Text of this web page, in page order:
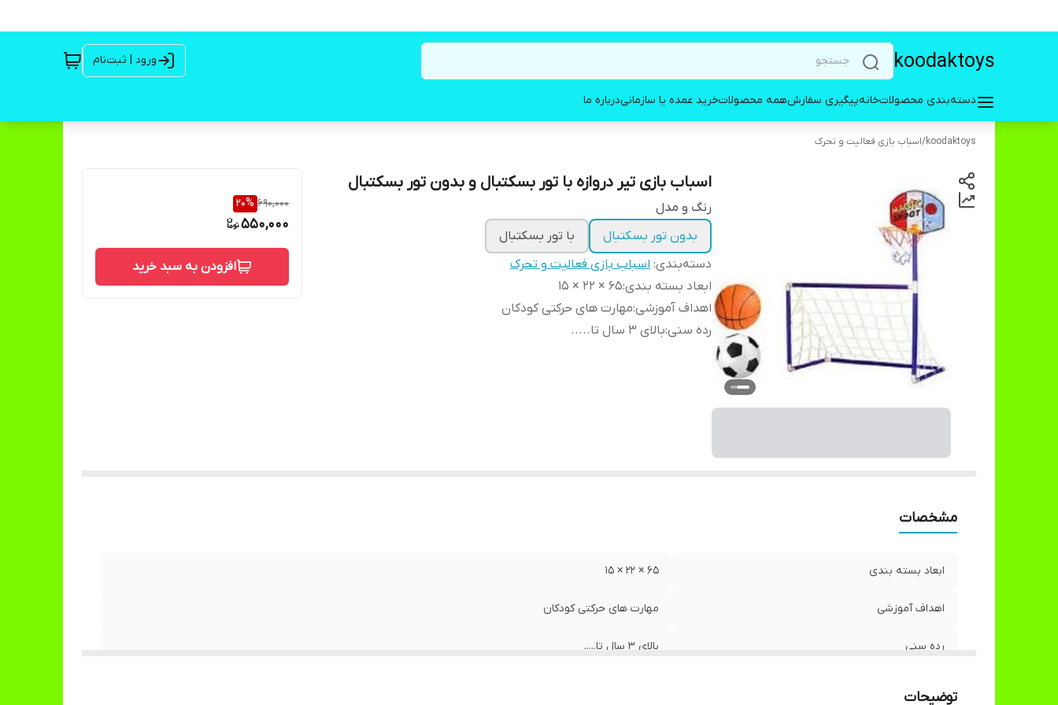
koodaktoys ورود | ثبت‌نام
دسته‌بندی محصولاتخانهپیگیری سفارشهمه محصولاتخرید عمده یا سازمانیدرباره ما
koodaktoys
/اسباب بازی فعالیت و تحرک
اسباب بازی تیر دروازه با تور بسکتبال و بدون تور بسکتبال
رنگ و مدل
بدون تور بسکتبال
با تور بسکتبال
دسته‌بندی: اسباب بازی فعالیت و تحرک
ابعاد بسته بندی:۶۵ × ۲۲ × ۱۵
اهداف آموزشی:مهارت های حرکتی کودکان
رده سنی:بالای ۳ سال تا.....
690,000
20%
550,000
افزودن به سبد خرید
مشخصات
ابعاد بسته بندی ۶۵ × ۲۲ × ۱۵
اهداف آموزشی مهارت های حرکتی کودکان
رده سنی بالای ۳ سال تا.....
توضیحات